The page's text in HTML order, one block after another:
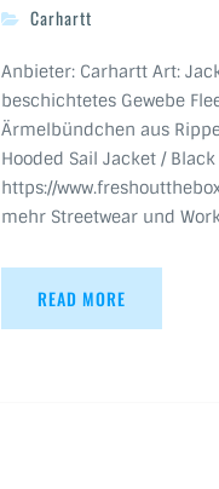
Carhartt
Anbieter: Carhartt Art:
beschichtetes Gewebe
Ärmelbündchen aus
Hooded Sail Jacket /
https://
mehr Streetwear und
READ MORE